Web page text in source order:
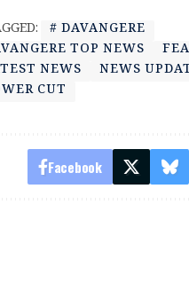
# DAVANGERE
TOP NEWS
NEWS
NEWS
CUT
Facebook